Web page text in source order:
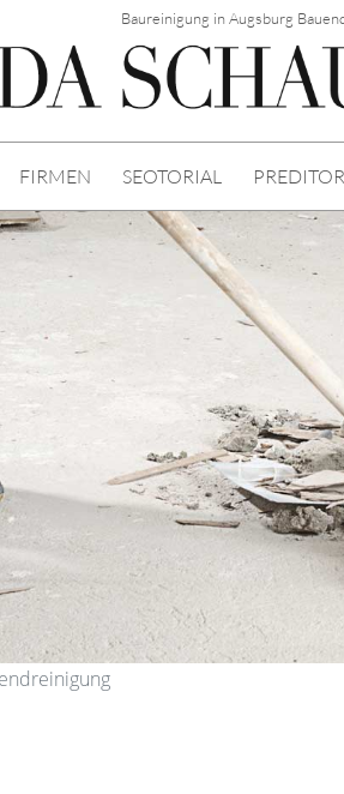
Baureinigung in Augsburg
FIRMEN SEOTORIAL